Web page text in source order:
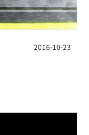
2016-10-23